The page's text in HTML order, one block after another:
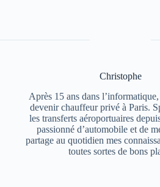
Christophe
Après 15 ans dans
devenir chauffeur privé à Paris.
les transferts aéroportuaires
passionné d’automobile et de
partage au quotidien mes
toutes sortes de bons